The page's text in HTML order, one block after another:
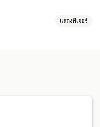
แสดงฟีเจอร์